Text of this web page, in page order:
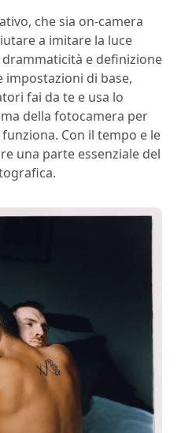
che sia on-camera
a imitare la luce
e definizione
impostazioni di base,
fai da te e usa lo
della fotocamera per
Con il tempo e le
una parte essenziale del